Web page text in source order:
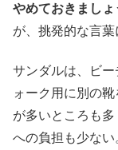
やめておきましょ
が、挑発的な言
サンダルは、ビ
ォーク用に別の
が多いところも多
への負担も少ない